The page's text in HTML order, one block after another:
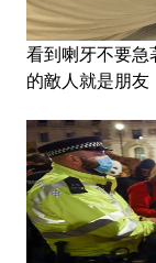
看到喇牙不要
的敵人就是朋友